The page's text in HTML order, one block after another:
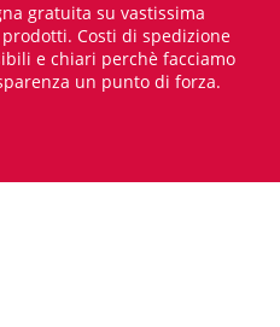
gratuita su vastissima
Costi di spedizione
e chiari perchè facciamo
un punto di forza.